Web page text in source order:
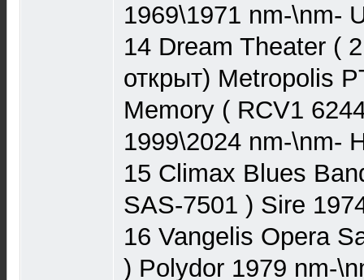
1969\1971 nm-\nm-
14 Dream Theater (
открыт) Metropolis
Memory ( RCV1
1999\2024 nm-\nm-
15 Climax Blues
SAS-7501 ) Sire
16 Vangelis Opera
) Polydor 1979 nm-